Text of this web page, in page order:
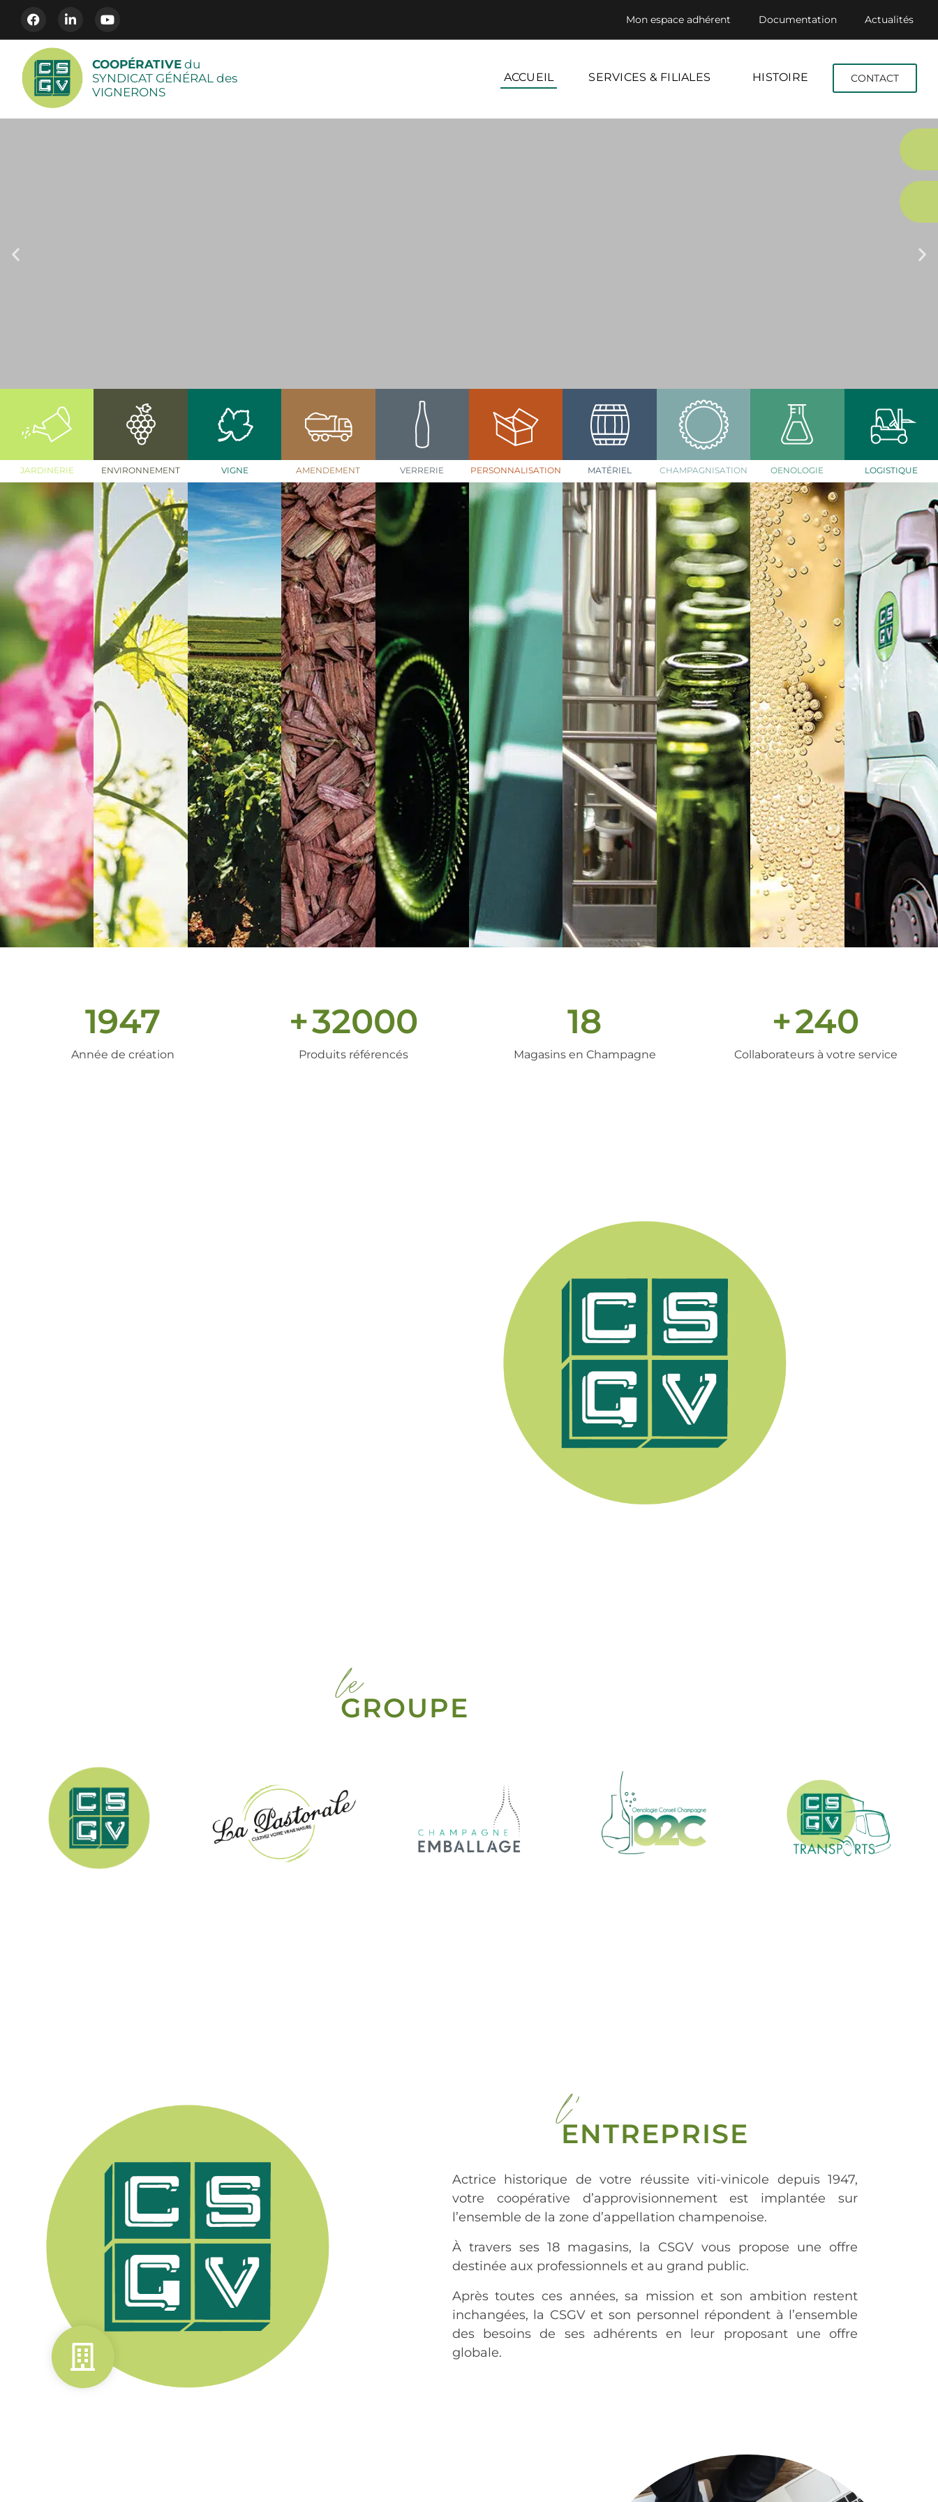
Mon espace adhérent Documentation Actualités
COOPÉRATIVE du
SYNDICAT GÉNÉRAL des
VIGNERONS
ACCUEIL SERVICES & FILIALES HISTOIRE CONTACT
JARDINERIE ENVIRONNEMENT VIGNE AMENDEMENT VERRERIE PERSONNALISATION MATÉRIEL CHAMPAGNISATION OENOLOGIE LOGISTIQUE
1947
Année de création
+32000
Produits référencés
18
Magasins en Champagne
+240
Collaborateurs à votre service
le
GROUPE
l'
ENTREPRISE
Actrice historique de votre réussite viti-vinicole depuis 1947,
votre coopérative d’approvisionnement est implantée sur
l’ensemble de la zone d’appellation champenoise.
À travers ses 18 magasins, la CSGV vous propose une offre
destinée aux professionnels et au grand public.
Après toutes ces années, sa mission et son ambition restent
inchangées, la CSGV et son personnel répondent à l’ensemble
des besoins de ses adhérents en leur proposant une offre
globale.